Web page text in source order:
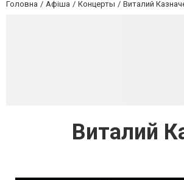
Головна Афіша Концерты Виталий
Виталий